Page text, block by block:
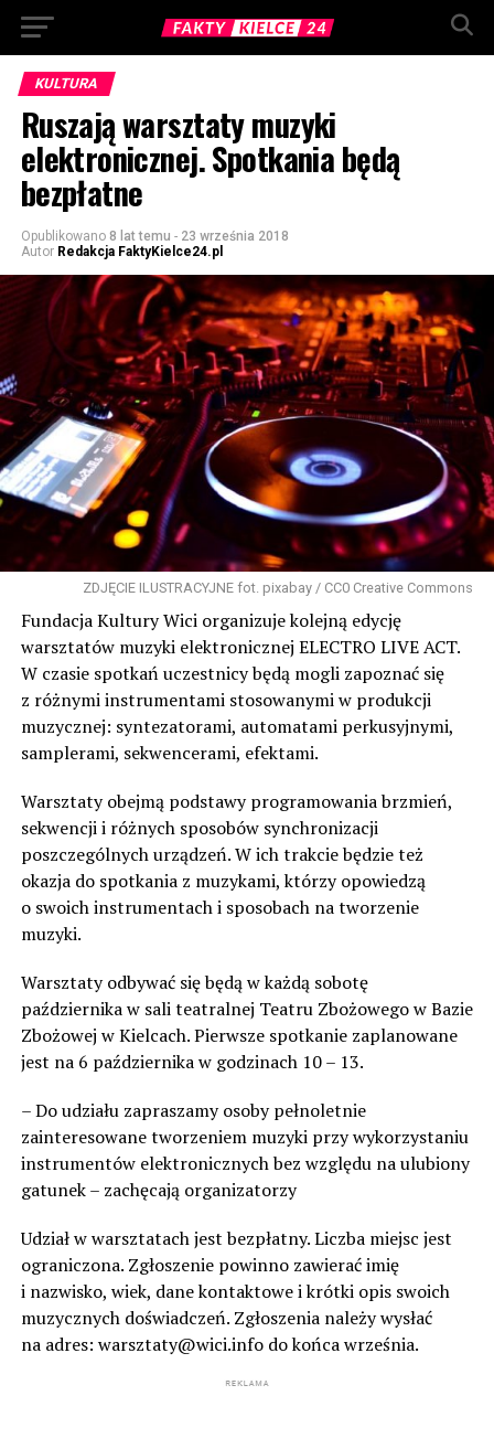
KULTURA
Ruszają warsztaty muzyki
elektronicznej. Spotkania będą
bezpłatne
Opublikowano 8 lat temu - 23 września 2018
Autor Redakcja FaktyKielce24.pl
ZDJĘCIE ILUSTRACYJNE fot. pixabay / CC0 Creative Commons
Fundacja Kultury Wici organizuje kolejną edycję
warsztatów muzyki elektronicznej ELECTRO LIVE ACT.
W czasie spotkań uczestnicy będą mogli zapoznać się
z różnymi instrumentami stosowanymi w produkcji
muzycznej: syntezatorami, automatami perkusyjnymi,
samplerami, sekwencerami, efektami.
Warsztaty obejmą podstawy programowania brzmień,
sekwencji i różnych sposobów synchronizacji
poszczególnych urządzeń. W ich trakcie będzie też
okazja do spotkania z muzykami, którzy opowiedzą
o swoich instrumentach i sposobach na tworzenie
muzyki.
Warsztaty odbywać się będą w każdą sobotę
października w sali teatralnej Teatru Zbożowego w Bazie
Zbożowej w Kielcach. Pierwsze spotkanie zaplanowane
jest na 6 października w godzinach 10 – 13.
– Do udziału zapraszamy osoby pełnoletnie
zainteresowane tworzeniem muzyki przy wykorzystaniu
instrumentów elektronicznych bez względu na ulubiony
gatunek – zachęcają organizatorzy
Udział w warsztatach jest bezpłatny. Liczba miejsc jest
ograniczona. Zgłoszenie powinno zawierać imię
i nazwisko, wiek, dane kontaktowe i krótki opis swoich
muzycznych doświadczeń. Zgłoszenia należy wysłać
na adres: warsztaty@wici.info do końca września.